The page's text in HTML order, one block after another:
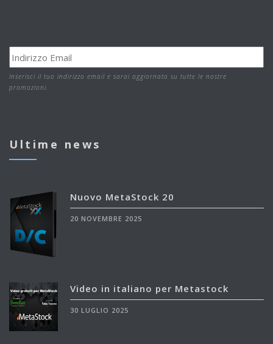
Inserisci il tuo indirizzo email e sarai aggiornato su tutte le nostre
promozioni.
Ultime news
Nuovo MetaStock 20
20 NOVEMBRE 2025
Video in italiano per Metastock
30 LUGLIO 2025